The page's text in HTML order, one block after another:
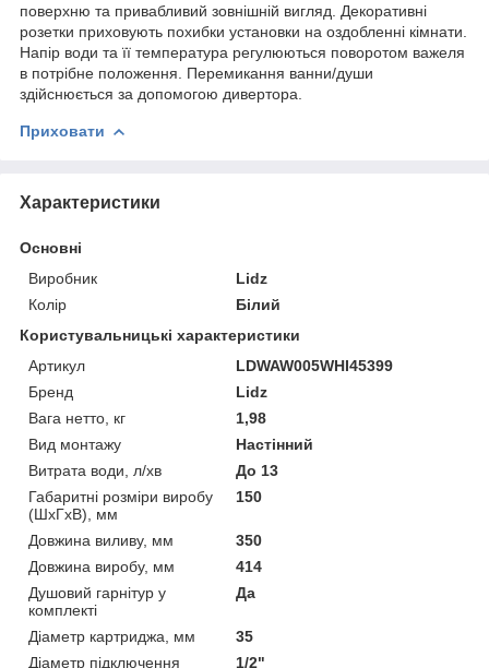
поверхню та привабливий зовнішній вигляд. Декоративні
розетки приховують похибки установки на оздобленні кімнати.
Напір води та її температура регулюються поворотом важеля
в потрібне положення. Перемикання ванни/души
здійснюється за допомогою дивертора.
Приховати
Характеристики
Основні
Виробник
Lidz
Колір
Білий
Користувальницькі характеристики
Артикул
LDWAW005WHI45399
Бренд
Lidz
Вага нетто, кг
1,98
Вид монтажу
Настінний
Витрата води, л/хв
До 13
Габаритні розміри виробу
(ШхГхВ), мм
150
Довжина виливу, мм
350
Довжина виробу, мм
414
Душовий гарнітур у
комплекті
Да
Діаметр картриджа, мм
35
Діаметр підключення
1/2"